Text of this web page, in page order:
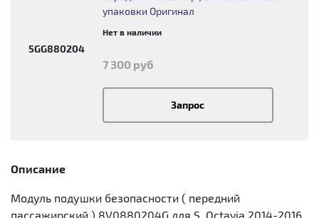
5GG880204
упаковки Оригинал
Нет в наличии
7 300 руб
Запрос
Описание
Модуль подушки безопасности ( передний
пассажирcкий ) 8V0880204G для S. Octavia 2014-2016,